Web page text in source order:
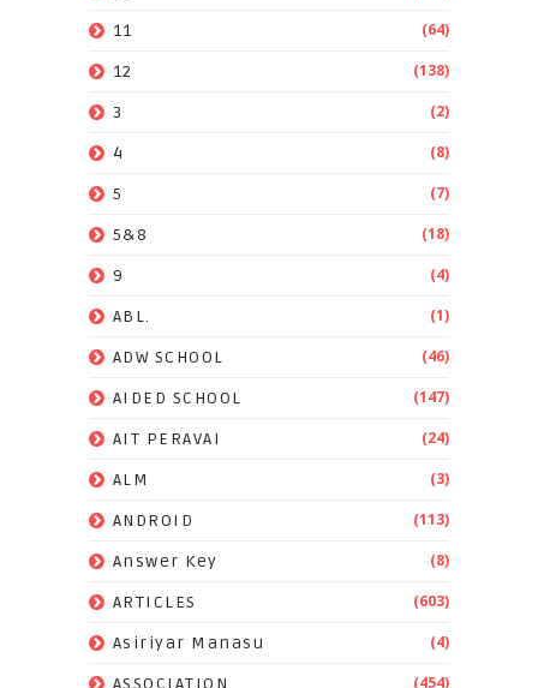
11 (64)
12 (138)
3 (2)
4 (8)
5 (7)
5&8 (18)
9 (4)
ABL. (1)
ADW SCHOOL (46)
AIDED SCHOOL (147)
AIT PERAVAI (24)
ALM (3)
ANDROID (113)
Answer Key (8)
ARTICLES (603)
Asiriyar Manasu (4)
(454)